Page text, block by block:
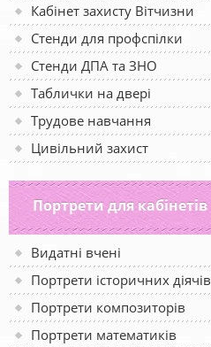
Кабінет захисту Вітчизни
Стенди для профспілки
Стенди ДПА та ЗНО
Таблички на двері
Трудове навчання
Цивільний захист
Портрети для кабінетів
Видатні вчені
Портрети історичних діячів
Портрети композиторів
Портрети математиків